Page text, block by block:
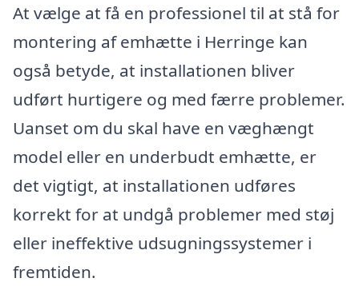
At vælge at få en professionel til at stå for
montering af emhætte i Herringe kan
også betyde, at installationen bliver
udført hurtigere og med færre problemer.
Uanset om du skal have en væghængt
model eller en underbudt emhætte, er
det vigtigt, at installationen udføres
korrekt for at undgå problemer med støj
eller ineffektive udsugningssystemer i
fremtiden.